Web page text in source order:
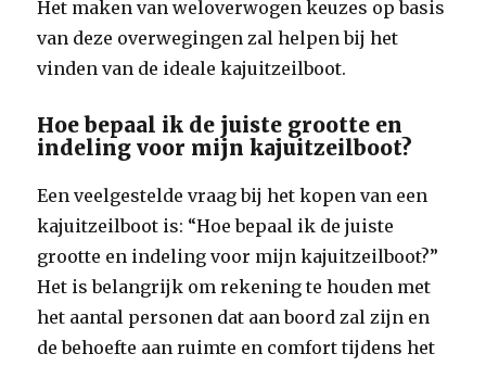
Het maken van weloverwogen keuzes op basis
van deze overwegingen zal helpen bij het
vinden van de ideale kajuitzeilboot.
Hoe bepaal ik de juiste grootte en
indeling voor mijn kajuitzeilboot?
Een veelgestelde vraag bij het kopen van een
kajuitzeilboot is: “Hoe bepaal ik de juiste
grootte en indeling voor mijn kajuitzeilboot?”
Het is belangrijk om rekening te houden met
het aantal personen dat aan boord zal zijn en
de behoefte aan ruimte en comfort tijdens het